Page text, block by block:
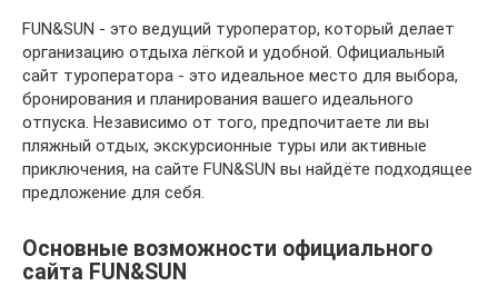
FUN&SUN - это ведущий туроператор, который делает
организацию отдыха лёгкой и удобной. Официальный
сайт туроператора - это идеальное место для выбора,
бронирования и планирования вашего идеального
отпуска. Независимо от того, предпочитаете ли вы
пляжный отдых, экскурсионные туры или активные
приключения, на сайте FUN&SUN вы найдёте подходящее
предложение для себя.
Основные возможности официального
сайта FUN&SUN